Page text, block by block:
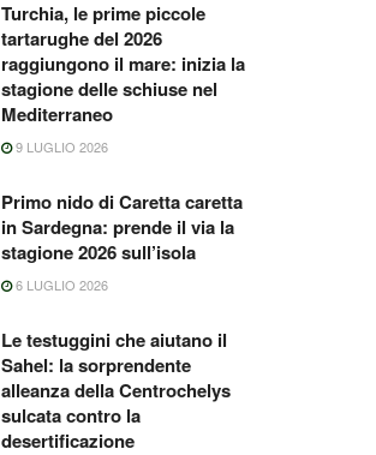
Turchia, le prime piccole
tartarughe del 2026
raggiungono il mare: inizia la
stagione delle schiuse nel
Mediterraneo
9 LUGLIO 2026
Primo nido di Caretta caretta
in Sardegna: prende il via la
stagione 2026 sull’isola
6 LUGLIO 2026
Le testuggini che aiutano il
Sahel: la sorprendente
alleanza della Centrochelys
sulcata contro la
desertificazione